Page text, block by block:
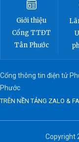
Giới thiệu
Cổng TTĐT
Tân Phước
Cổng thông tin điện tử
Phước
TRÊN NỀN TẢNG ZALO &
Copyright